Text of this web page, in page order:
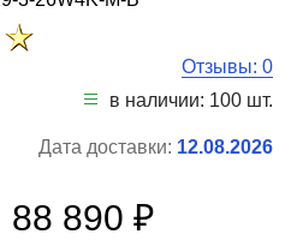
Отзывы: 0
в наличии: 100 шт.
Дата доставки: 12.08.2026
88 890 ₽